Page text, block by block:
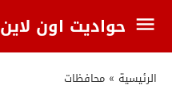
حواديت اون لاين
الرئيسية » محافظات